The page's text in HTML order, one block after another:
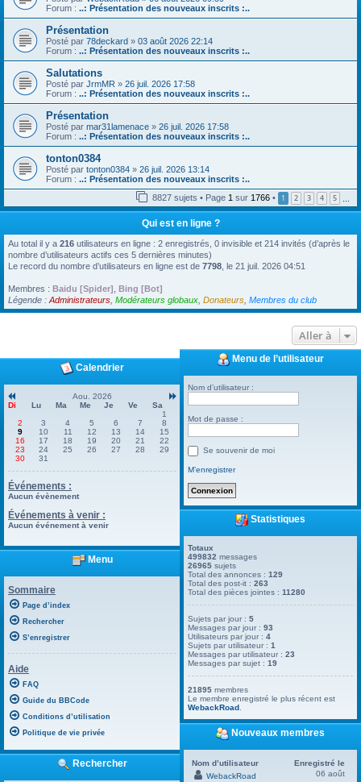
Forum : ..: Présentation des nouveaux inscrits :..
Présentation
Posté par 78deckard » 03 août 2026 22:14
Forum : ..: Présentation des nouveaux inscrits :..
Salutations
Posté par JrmMR » 26 juil. 2026 17:58
Forum : ..: Présentation des nouveaux inscrits :..
Présentation
Posté par mar31lamenace » 26 juil. 2026 17:58
Forum : ..: Présentation des nouveaux inscrits :..
tonton0384
Posté par tonton0384 » 26 juil. 2026 13:14
Forum : ..: Présentation des nouveaux inscrits :..
8827 sujets • Page 1 sur 1766 • 1 2 3 4 5
Qui est en ligne ?
Au total il y a 216 utilisateurs en ligne : 2 enregistrés, 0 invisible et 214 invités (d’après le
nombre d’utilisateurs actifs ces 5 dernières minutes)
Le record du nombre d’utilisateurs en ligne est de 7798 , le 21 juil. 2026 04:51
Membres : Baidu [Spider] Bing [Bot]
Légende : Administrateurs Modérateurs globaux Donateurs Membres du club
Aller à
Calendrier
Aou. 2026
Di
Lu Ma Me Je Ve
Sa
1
2
3 4 5 6 7
8
9
10 11 12 13 14
15
16
17 18 19 20 21
22
23
24 25 26 27 28
29
30
31
Événements :
Aucun évènement
Événements à venir :
Aucun événement à venir
Menu
Sommaire
Page d’index
Rechercher
S’enregistrer
Aide
FAQ
Guide du BBCode
Conditions d’utilisation
Politique de vie privée
Rechercher
Menu de l’utilisateur
Nom d’utilisateur :
Mot de passe :
Se souvenir de moi
M’enregistrer
Statistiques
Totaux
499832 messages
26965 sujets
Total des annonces :129
Total des post-it :263
Total des pièces jointes :11280
Sujets par jour :5
Messages par jour :93
Utilisateurs par jour :4
Sujets par utilisateur :1
Messages par utilisateur :23
Messages par sujet :19
21895 membres
Le membre enregistré le plus récent est
WebackRoad
Nouveaux membres
Nom d’utilisateur
Enregistré le
WebackRoad
06 août